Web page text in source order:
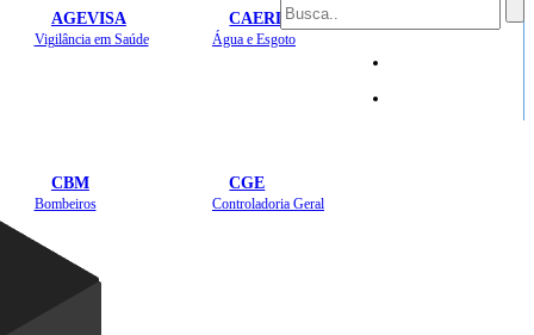
AGEVISA
Vigilância em Saúde
CAERD
Água e Esgoto
CBM
Bombeiros
CGE
Controladoria Geral
Mapa do Site